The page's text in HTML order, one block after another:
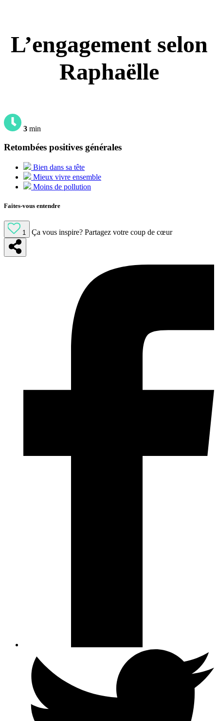
L’engagement selon
Raphaëlle
3 min
Retombées positives générales
Bien dans sa tête
Mieux vivre ensemble
Moins de pollution
Faites-vous entendre
1 Ça vous inspire? Partagez votre coup de cœur